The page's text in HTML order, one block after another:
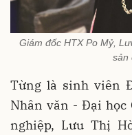
Giám đốc HTX Po Mỷ,
sản
Từng là sinh viên
Nhân văn - Đại học
nghiệp, Lưu Thị